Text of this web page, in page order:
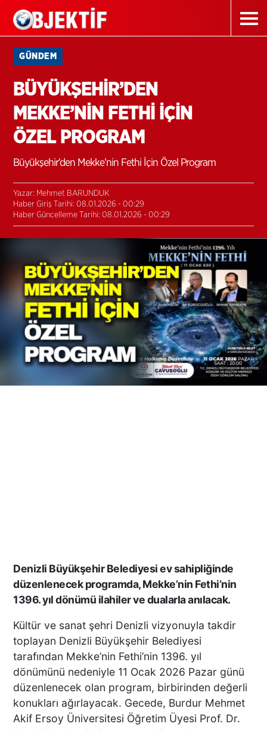
GÜNDEM
BÜYÜKŞEHİR’DEN
MEKKE’NİN FETHİ İÇİN
ÖZEL PROGRAM
Büyükşehir’den Mekke’nin Fethi İçin Özel Program
Yazar: Mehmet BARUNDUK
Haber Giriş Tarihi: 08.01.2026 - 00:29
Haber Güncelleme Tarihi: 08.01.2026 - 00:29
Denizli Büyükşehir Belediyesi ev sahipliğinde
düzenlenecek programda, Mekke’nin Fethi’nin
1396. yıl dönümü ilahiler ve dualarla anılacak.
Kültür ve sanat şehri Denizli vizyonuyla takdir
toplayan Denizli Büyükşehir Belediyesi
tarafından Mekke’nin Fethi’nin 1396. yıl
dönümünü nedeniyle 11 Ocak 2026 Pazar günü
düzenlenecek olan program, birbirinden değerli
konukları ağırlayacak. Gecede, Burdur Mehmet
Akif Ersoy Üniversitesi Öğretim Üyesi Prof. Dr.